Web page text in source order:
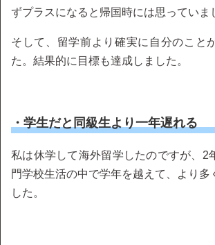
ずプラスになると帰国時には思っていま
そして、留学前より確実に自分のこと
た。結果的に目標も達成しました。
・学生だと同級生より一年遅れる
私は休学して海外留学したのですが、2
門学校生活の中で学年を越えて、より多
した。